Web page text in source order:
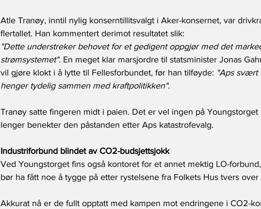
Atle Tranøy, inntil nylig konserntillitsvalgt i Aker-konsernet, var
flertallet. Han kommentert derimot resultatet slik:
"Dette understreker behovet for et gedigent oppgjør med det
strømsystemet". En meget klar marsjordre til statsminister Jonas
vil gjøre klokt i å lytte til Fellesforbundet, før han tilføyde: "Aps svært
henger tydelig sammen med kraftpolitikken".
Tranøy satte fingeren midt i paien. Det er vel ingen på
lenger benekter den påstanden etter Aps katastrofevalg.
Industriforbund blindet av CO2-budsjettsjokk
Ved Youngstorget fins også kontoret for et annet mektig LO-
bør ha fått noe å tygge på etter rystelsene fra Folkets Hus tvers over
Akkurat nå er de fullt opptatt med kampen mot endringene i CO2-